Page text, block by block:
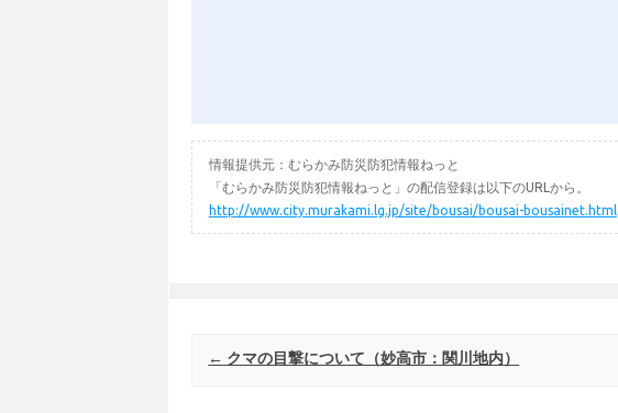
情報提供元：むらかみ防災防犯情報ねっと
「むらかみ防災防犯情報ねっと」の配信登録は以下のURLから。
http://www.city.murakami.lg.jp/site/bousai/bousai-bousainet.html
Post navigation
← クマの目撃について（妙高市：関川地内）